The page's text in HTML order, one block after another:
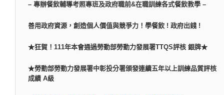
– 專辦餐飲輔導考照專班及政府職前&在職訓練各式餐飲教學 –
善用政府資源，創造個人價值與競爭力！學餐飲 ! 政府出錢 !
★狂賀！111年本會通過勞動部勞動力發展署TTQS評核 銀牌★
★勞動部勞動力發展署中彰投分署頒發連續五年以上訓練品質評核
成績 A級